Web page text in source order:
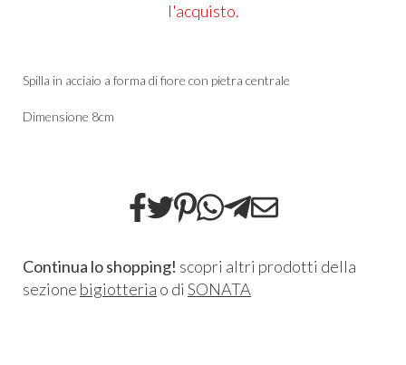
l'acquisto.
Spilla in acciaio a forma di fiore con pietra centrale
Dimensione 8cm
Continua lo shopping! scopri altri prodotti della
sezione bigiotteria o di SONATA